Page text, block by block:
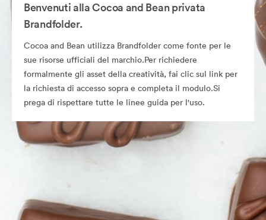
Benvenuti alla Cocoa and Bean privata
Brandfolder.
Cocoa and Bean utilizza Brandfolder come fonte per le
sue risorse ufficiali del marchio.Per richiedere
formalmente gli asset della creatività, fai clic sul link per
la richiesta di accesso sopra e completa il modulo.Si
prega di rispettare tutte le linee guida per l'uso.